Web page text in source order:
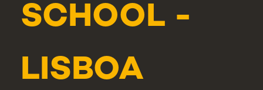
SCHOOL -
LISBOA